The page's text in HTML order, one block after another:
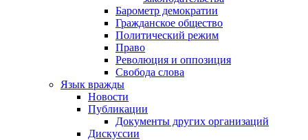
Барометр демократии
Гражданское общество
Политический режим
Право
Революция и оппозиция
Свобода слова
Язык вражды
Новости
Публикации
Документы других организаций
Дискуссии